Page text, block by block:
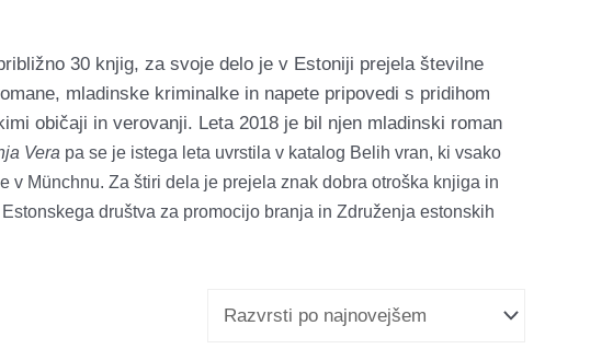
30 knjig, za svoje delo je v Estoniji prejela številne
mladinske kriminalke in napete pripovedi s pridihom
običaji in verovanji. Leta 2018 je bil njen mladinski roman
Vera pa se je istega leta uvrstila v katalog Belih vran, ki vsako
Münchnu. Za štiri dela je prejela znak dobra otroška knjiga in
društva za promocijo branja in Združenja estonskih